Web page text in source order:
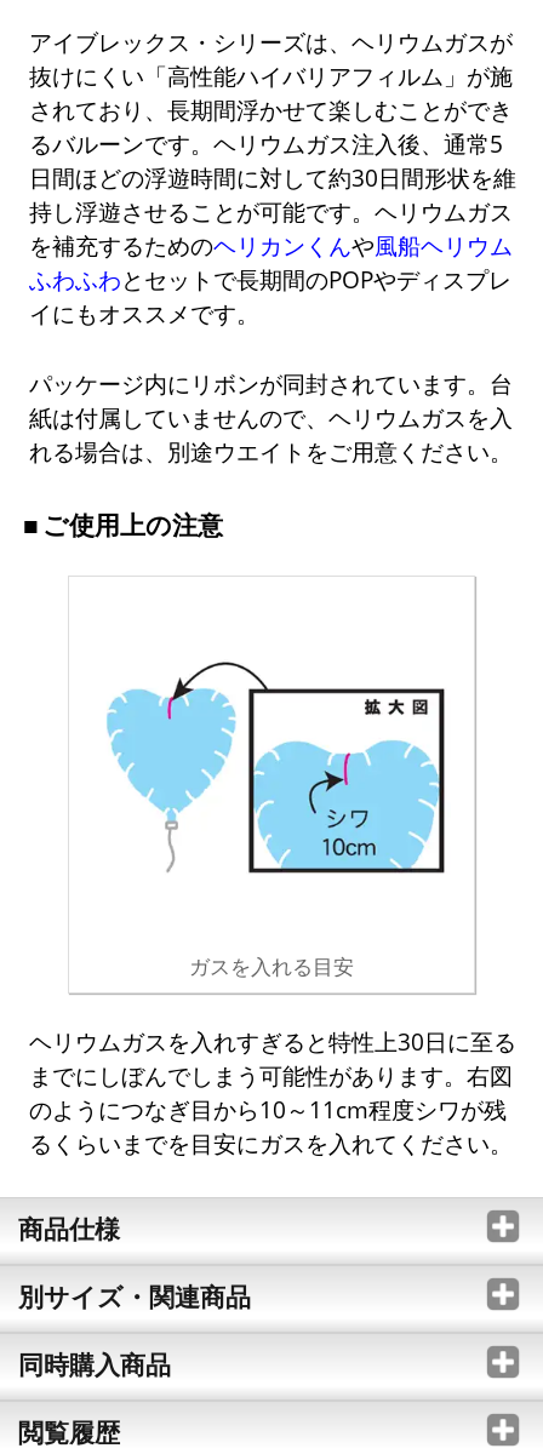
アイブレックス・シリーズは、ヘリウムガスが
抜けにくい「高性能ハイバリアフィルム」が施
されており、長期間浮かせて楽しむことができ
るバルーンです。ヘリウムガス注入後、通常5
日間ほどの浮遊時間に対して約30日間形状を維
持し浮遊させることが可能です。ヘリウムガス
を補充するためのヘリカンくんや風船ヘリウム
ふわふわとセットで長期間のPOPやディスプレ
イにもオススメです。
パッケージ内にリボンが同封されています。台
紙は付属していませんので、ヘリウムガスを入
れる場合は、別途ウエイトをご用意ください。
ご使用上の注意
ガスを入れる目安
ヘリウムガスを入れすぎると特性上30日に至る
までにしぼんでしまう可能性があります。右図
のようにつなぎ目から10～11cm程度シワが残
るくらいまでを目安にガスを入れてください。
商品仕様
別サイズ・関連商品
同時購入商品
閲覧履歴